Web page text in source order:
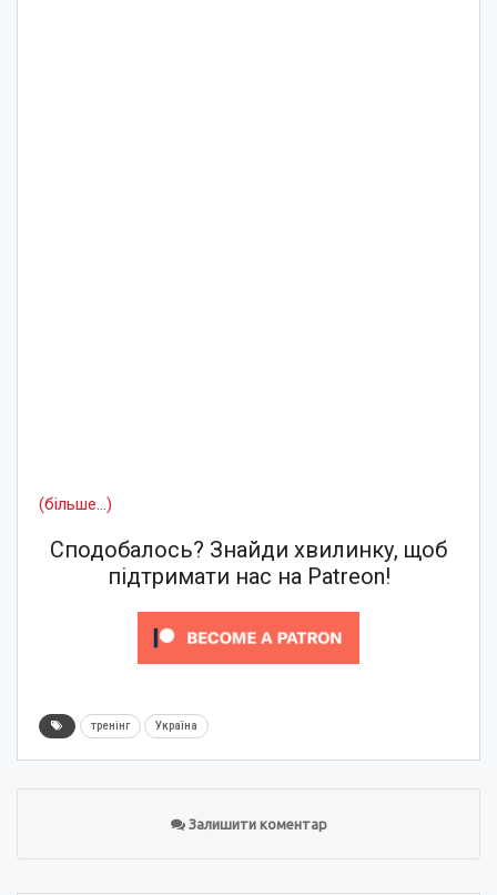
(більше…)
Сподобалось? Знайди хвилинку, щоб
підтримати нас на Patreon!
тренінг Україна
Залишити коментар